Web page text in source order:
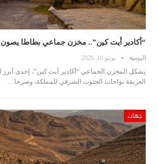
“أكادير أيت كين”.. مخزن جماعي بطاطا يصون
اليومية يونيو 10, 2026
يشكل المخزن الجماعي “أكادير أيت كين”، إحدى أبرز
العريقة بواحات الجنوب الشرقي للمملكة، وصرحا…
جهات